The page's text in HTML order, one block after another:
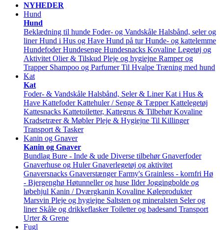
NYHEDER
Hund
Hund
Beklædning til hunde Foder- og Vandskåle Halsbånd, seler og
liner Hund i Hus og Have Hund på tur Hunde- og kattelemme
Hundefoder Hundesenge Hundesnacks Kovaline Legetøj og
Aktivitet Olier & Tilskud Pleje og hygiejne Ramper og
Trapper Shampoo og Parfumer Til Hvalpe Træning med hund
Kat
Kat
Foder- & Vandskåle Halsbånd, Seler & Liner Kat i Hus &
Have Kattefoder Kattehuler / Senge & Tæpper Kattelegetøj
Kattesnacks Kattetoiletter, Kattegrus & Tilbehør Kovaline
Kradsetræer & Møbler Pleje & Hygiejne Til Killinger
Transport & Tasker
Kanin og Gnaver
Kanin og Gnaver
Bundlag Bure - Inde & ude Diverse tilbehør Gnaverfoder
Gnaverhuse og Huler Gnaverlegetøj og aktivitet
Gnaversnacks Gnaverstænger Farmy's Grainless - kornfri Hø
- Bjergenghø Høtunneller og huse Ilder Joggingbolde og
løbehjul Kanin / Dværgkanin Kovaline Køleprodukter
Marsvin Pleje og hygiejne Saltsten og mineralsten Seler og
liner Skåle og drikkeflasker Toiletter og badesand Transport
Urter & Grene
Fugl